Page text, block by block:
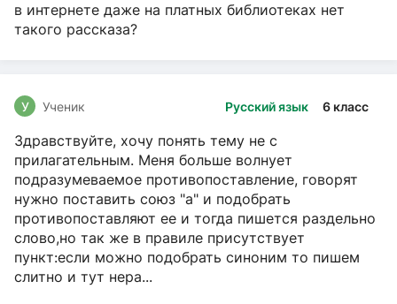
в интернете даже на платных библиотеках нет
такого рассказа?
Русский язык 6 класс
У Ученик
Здравствуйте, хочу понять тему не с
прилагательным. Меня больше волнует
подразумеваемое противопоставление, говорят
нужно поставить союз "а" и подобрать
противопоставляют ее и тогда пишется раздельно
слово,но так же в правиле присутствует
пункт:если можно подобрать синоним то пишем
слитно и тут нера...